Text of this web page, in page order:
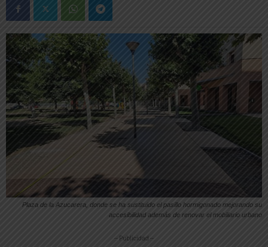
Plaza de la Azucarera, donde se ha sustituido el pasillo hormigonado mejorando su
accesibilidad además de renovar el mobiliario urbano
-- Publicidad --